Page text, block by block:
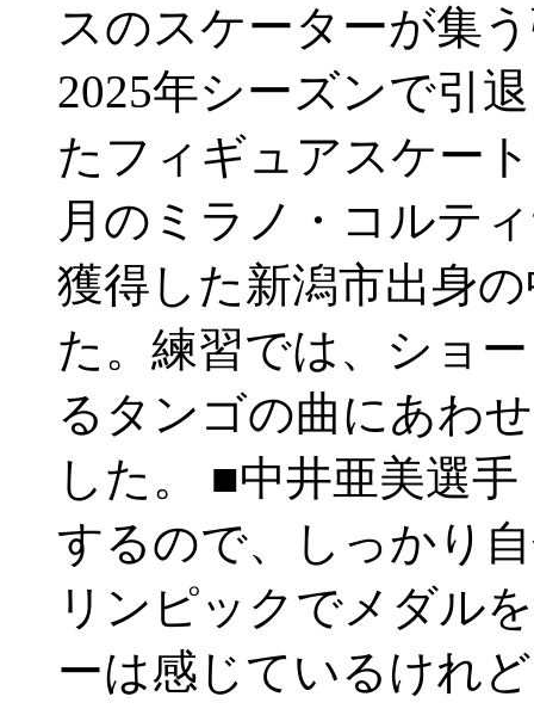
スのスケーターが集
2025年シーズンで引
たフィギュアスケー
月のミラノ・コルテ
獲得した新潟市出身
た。練習では、ショ
るタンゴの曲にあわ
した。 ■中井亜美選
するので、しっかり
リンピックでメダル
ーは感じているけれ